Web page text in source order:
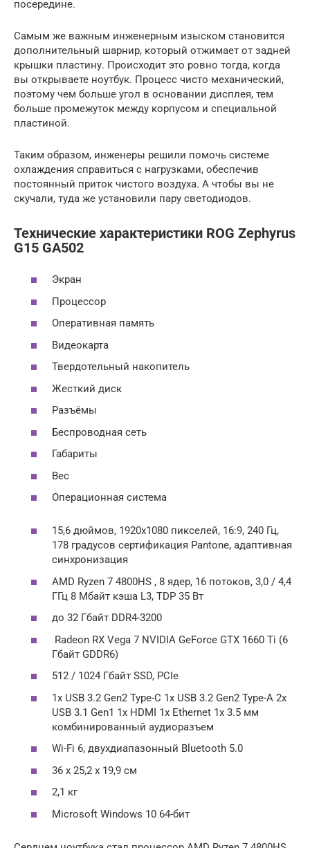
посередине.
Самым же важным инженерным изыском становится
дополнительный шарнир, который отжимает от задней
крышки пластину. Происходит это ровно тогда, когда
вы открываете ноутбук. Процесс чисто механический,
поэтому чем больше угол в основании дисплея, тем
больше промежуток между корпусом и специальной
пластиной.
Таким образом, инженеры решили помочь системе
охлаждения справиться с нагрузками, обеспечив
постоянный приток чистого воздуха. А чтобы вы не
скучали, туда же установили пару светодиодов.
Технические характеристики ROG Zephyrus
G15 GA502
Экран
Процессор
Оперативная память
Видеокарта
Твердотельный накопитель
Жесткий диск
Разъёмы
Беспроводная сеть
Габариты
Вес
Операционная система
15,6 дюймов, 1920х1080 пикселей, 16:9, 240 Гц,
178 градусов сертификация Pantone, адаптивная
синхронизация
AMD Ryzen 7 4800HS , 8 ядер, 16 потоков, 3,0 / 4,4
ГГц 8 Мбайт кэша L3, TDP 35 Вт
до 32 Гбайт DDR4-3200
Radeon RX Vega 7 NVIDIA GeForce GTX 1660 Ti (6
Гбайт GDDR6)
512 / 1024 Гбайт SSD, PCIe
1x USB 3.2 Gen2 Type-C 1x USB 3.2 Gen2 Type-A 2x
USB 3.1 Gen1 1x HDMI 1x Ethernet 1x 3.5 мм
комбинированный аудиоразъем
Wi-Fi 6, двухдиапазонный Bluetooth 5.0
36 x 25,2 x 19,9 cм
2,1 кг
Microsoft Windows 10 64-бит